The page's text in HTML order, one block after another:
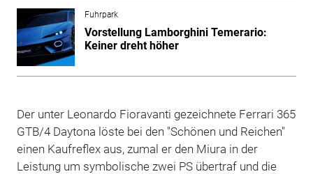
Fuhrpark
Vorstellung Lamborghini Temerario:
Keiner dreht höher
Der unter Leonardo Fioravanti gezeichnete Ferrari 365
GTB/4 Daytona löste bei den "Schönen und Reichen"
einen Kaufreflex aus, zumal er den Miura in der
Leistung um symbolische zwei PS übertraf und die